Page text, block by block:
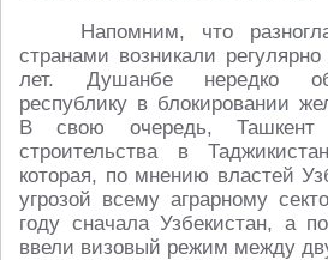
Напомним, что
странами возникали
лет. Душанбе нередко
республику в блокировании
В свою очередь, Ташкент
строительства в
которая, по мнению властей
угрозой всему аграрному
году сначала Узбекистан, а
ввели визовый режим между